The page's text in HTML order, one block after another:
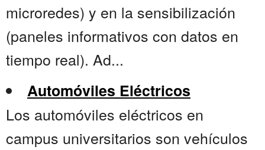
microredes) y en la sensibilización
(paneles informativos con datos en
tiempo real). Ad...
Automóviles Eléctricos
Los automóviles eléctricos en
campus universitarios son vehículos